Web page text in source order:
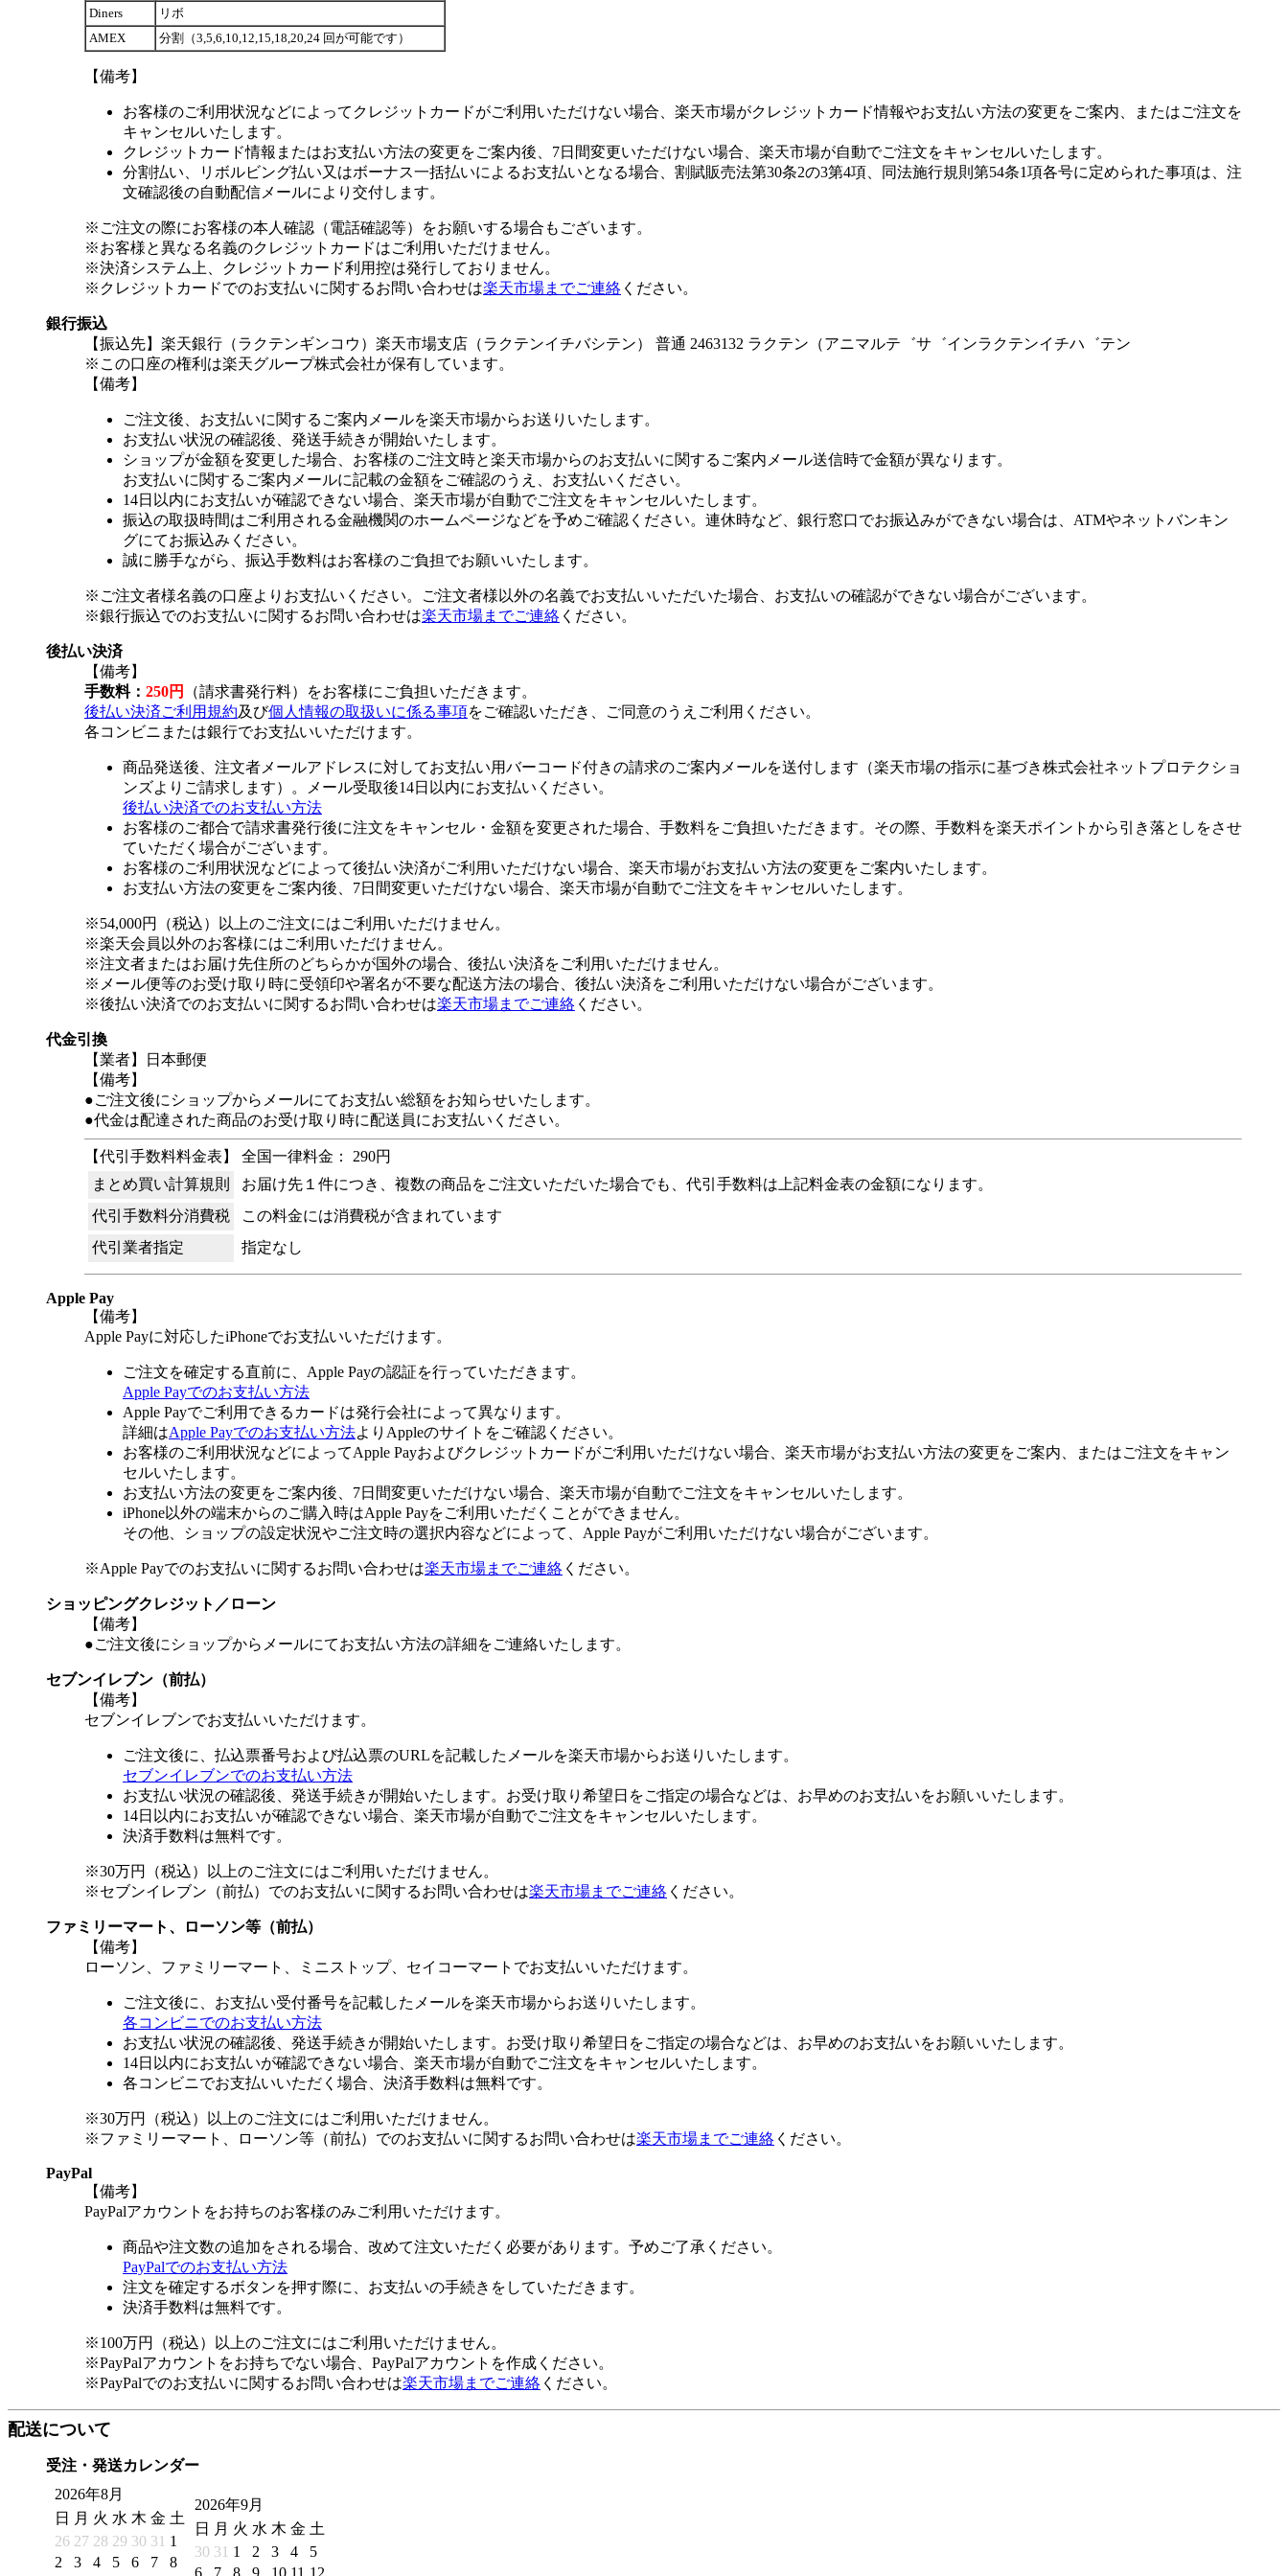
Diners
リボ
AMEX
分割（3,5,6,10,12,15,18,20,24 回が可能です）
【備考】
お客様のご利用状況などによってクレジットカードがご利用いただけない場合、楽天市場がクレジットカード情報やお支払い方法の変更をご案内、またはご注文を
キャンセルいたします。
クレジットカード情報またはお支払い方法の変更をご案内後、7日間変更いただけない場合、楽天市場が自動でご注文をキャンセルいたします。
分割払い、リボルビング払い又はボーナス一括払いによるお支払いとなる場合、割賦販売法第30条2の3第4項、同法施行規則第54条1項各号に定められた事項は、注
文確認後の自動配信メールにより交付します。
※ご注文の際にお客様の本人確認（電話確認等）をお願いする場合もございます。
※お客様と異なる名義のクレジットカードはご利用いただけません。
※決済システム上、クレジットカード利用控は発行しておりません。
※クレジットカードでのお支払いに関するお問い合わせは楽天市場までご連絡 ください。
銀行振込
【振込先】楽天銀行（ラクテンギンコウ）楽天市場支店（ラクテンイチバシテン） 普通 2463132 ラクテン（アニマルテ゛サ゛インラクテンイチハ゛テン
※この口座の権利は楽天グループ株式会社が保有しています。
【備考】
ご注文後、お支払いに関するご案内メールを楽天市場からお送りいたします。
お支払い状況の確認後、発送手続きが開始いたします。
ショップが金額を変更した場合、お客様のご注文時と楽天市場からのお支払いに関するご案内メール送信時で金額が異なります。
お支払いに関するご案内メールに記載の金額をご確認のうえ、お支払いください。
14日以内にお支払いが確認できない場合、楽天市場が自動でご注文をキャンセルいたします。
振込の取扱時間はご利用される金融機関のホームページなどを予めご確認ください。連休時など、銀行窓口でお振込みができない場合は、ATMやネットバンキン
グにてお振込みください。
誠に勝手ながら、振込手数料はお客様のご負担でお願いいたします。
※ご注文者様名義の口座よりお支払いください。ご注文者様以外の名義でお支払いいただいた場合、お支払いの確認ができない場合がございます。
※銀行振込でのお支払いに関するお問い合わせは楽天市場までご連絡 ください。
後払い決済
【備考】
手数料： 250円
（請求書発行料）をお客様にご負担いただきます。
後払い決済ご利用規約及び個人情報の取扱いに係る事項をご確認いただき、ご同意のうえご利用ください。
各コンビニまたは銀行でお支払いいただけます。
商品発送後、注文者メールアドレスに対してお支払い用バーコード付きの請求のご案内メールを送付します（楽天市場の指示に基づき株式会社ネットプロテクショ
ンズよりご請求します）。メール受取後14日以内にお支払いください。
後払い決済でのお支払い方法
お客様のご都合で請求書発行後に注文をキャンセル・金額を変更された場合、手数料をご負担いただきます。その際、手数料を楽天ポイントから引き落としをさせ
ていただく場合がございます。
お客様のご利用状況などによって後払い決済がご利用いただけない場合、楽天市場がお支払い方法の変更をご案内いたします。
お支払い方法の変更をご案内後、7日間変更いただけない場合、楽天市場が自動でご注文をキャンセルいたします。
※54,000円（税込）以上のご注文にはご利用いただけません。
※楽天会員以外のお客様にはご利用いただけません。
※注文者またはお届け先住所のどちらかが国外の場合、後払い決済をご利用いただけません。
※メール便等のお受け取り時に受領印や署名が不要な配送方法の場合、後払い決済をご利用いただけない場合がございます。
※後払い決済でのお支払いに関するお問い合わせは楽天市場までご連絡 ください。
代金引換
【業者】日本郵便
【備考】
●ご注文後にショップからメールにてお支払い総額をお知らせいたします。
●代金は配達された商品のお受け取り時に配送員にお支払いください。
【代引手数料料金表】 全国一律料金： 290円
まとめ買い計算規則
お届け先１件につき、複数の商品をご注文いただいた場合でも、代引手数料は上記料金表の金額になります。
代引手数料分消費税
この料金には消費税が含まれています
代引業者指定
指定なし
Apple Pay
【備考】
Apple Payに対応したiPhoneでお支払いいただけます。
ご注文を確定する直前に、Apple Payの認証を行っていただきます。
Apple Payでのお支払い方法
Apple Payでご利用できるカードは発行会社によって異なります。
詳細はApple Payでのお支払い方法よりAppleのサイトをご確認ください。
お客様のご利用状況などによってApple Payおよびクレジットカードがご利用いただけない場合、楽天市場がお支払い方法の変更をご案内、またはご注文をキャン
セルいたします。
お支払い方法の変更をご案内後、7日間変更いただけない場合、楽天市場が自動でご注文をキャンセルいたします。
iPhone以外の端末からのご購入時はApple Payをご利用いただくことができません。
その他、ショップの設定状況やご注文時の選択内容などによって、Apple Payがご利用いただけない場合がございます。
※Apple Payでのお支払いに関するお問い合わせは楽天市場までご連絡 ください。
ショッピングクレジット／ローン
【備考】
●ご注文後にショップからメールにてお支払い方法の詳細をご連絡いたします。
セブンイレブン（前払）
【備考】
セブンイレブンでお支払いいただけます。
ご注文後に、払込票番号および払込票のURLを記載したメールを楽天市場からお送りいたします。
セブンイレブンでのお支払い方法
お支払い状況の確認後、発送手続きが開始いたします。お受け取り希望日をご指定の場合などは、お早めのお支払いをお願いいたします。
14日以内にお支払いが確認できない場合、楽天市場が自動でご注文をキャンセルいたします。
決済手数料は無料です。
※30万円（税込）以上のご注文にはご利用いただけません。
※セブンイレブン（前払）でのお支払いに関するお問い合わせは楽天市場までご連絡 ください。
ファミリーマート、ローソン等（前払）
【備考】
ローソン、ファミリーマート、ミニストップ、セイコーマートでお支払いいただけます。
ご注文後に、お支払い受付番号を記載したメールを楽天市場からお送りいたします。
各コンビニでのお支払い方法
お支払い状況の確認後、発送手続きが開始いたします。お受け取り希望日をご指定の場合などは、お早めのお支払いをお願いいたします。
14日以内にお支払いが確認できない場合、楽天市場が自動でご注文をキャンセルいたします。
各コンビニでお支払いいただく場合、決済手数料は無料です。
※30万円（税込）以上のご注文にはご利用いただけません。
※ファミリーマート、ローソン等（前払）でのお支払いに関するお問い合わせは楽天市場までご連絡 ください。
PayPal
【備考】
PayPalアカウントをお持ちのお客様のみご利用いただけます。
商品や注文数の追加をされる場合、改めて注文いただく必要があります。予めご了承ください。
PayPalでのお支払い方法
注文を確定するボタンを押す際に、お支払いの手続きをしていただきます。
決済手数料は無料です。
※100万円（税込）以上のご注文にはご利用いただけません。
※PayPalアカウントをお持ちでない場合、PayPalアカウントを作成ください。
※PayPalでのお支払いに関するお問い合わせは楽天市場までご連絡 ください。
配送について
受注・発送カレンダー
2026年8月
日
月 火 水 木 金 土
26 27 28 29 30 31 1
2
3 4 5 6 7
8
2026年9月
日
月 火 水 木 金 土
30 31 1 2 3 4
5
6
7 8 9 10 11 12